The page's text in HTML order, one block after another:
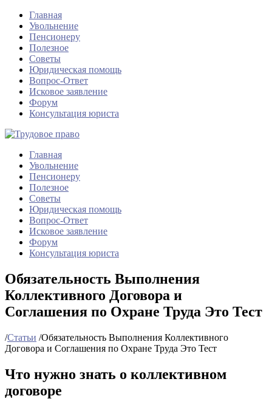
Главная
Увольнение
Пенсионеру
Полезное
Советы
Юридическая помощь
Вопрос-Ответ
Исковое заявление
Форум
Консультация юриста
Главная
Увольнение
Пенсионеру
Полезное
Советы
Юридическая помощь
Вопрос-Ответ
Исковое заявление
Форум
Консультация юриста
Обязательность Выполнения
Коллективного Договора и
Соглашения по Охране Труда Это Тест
/Статьи /Обязательность Выполнения Коллективного
Договора и Соглашения по Охране Труда Это Тест
Что нужно знать о коллективном
договоре